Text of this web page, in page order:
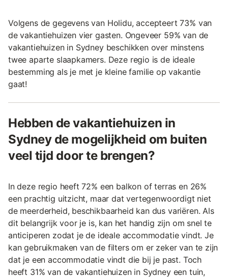
Volgens de gegevens van Holidu, accepteert 73% van
de vakantiehuizen vier gasten. Ongeveer 59% van de
vakantiehuizen in Sydney beschikken over minstens
twee aparte slaapkamers. Deze regio is de ideale
bestemming als je met je kleine familie op vakantie
gaat!
Hebben de vakantiehuizen in
Sydney de mogelijkheid om buiten
veel tijd door te brengen?
In deze regio heeft 72% een balkon of terras en 26%
een prachtig uitzicht, maar dat vertegenwoordigt niet
de meerderheid, beschikbaarheid kan dus variëren. Als
dit belangrijk voor je is, kan het handig zijn om snel te
anticiperen zodat je de ideale accommodatie vindt. Je
kan gebruikmaken van de filters om er zeker van te zijn
dat je een accommodatie vindt die bij je past. Toch
heeft 31% van de vakantiehuizen in Sydney een tuin,